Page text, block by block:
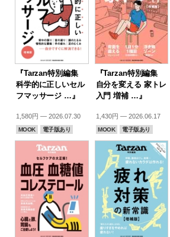
『Tarzan特別編集
科学的に正しいセル
フマッサージ …』
1,580円 — 2026.07.30
MOOK 電子版あり
『Tarzan特別編集
自分を変える 家トレ
入門 増補 …』
1,430円 — 2026.06.17
MOOK 電子版あり